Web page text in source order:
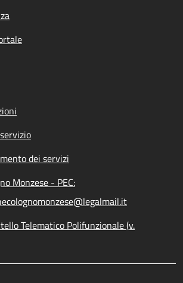
dei servizi
Monzese - PEC:
Telematico Polifunzionale (v.